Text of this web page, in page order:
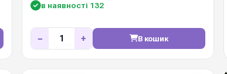
в наявності 132
− + В кошик